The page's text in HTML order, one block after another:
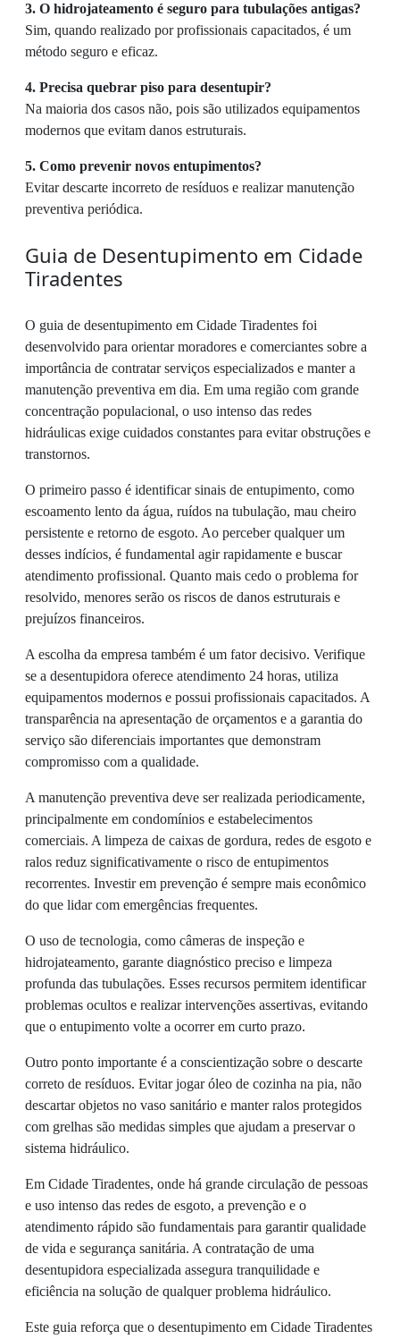
3. O hidrojateamento é seguro para tubulações antigas?
Sim, quando realizado por profissionais capacitados, é um
método seguro e eficaz.
4. Precisa quebrar piso para desentupir?
Na maioria dos casos não, pois são utilizados equipamentos
modernos que evitam danos estruturais.
5. Como prevenir novos entupimentos?
Evitar descarte incorreto de resíduos e realizar manutenção
preventiva periódica.
Guia de Desentupimento em Cidade
Tiradentes
O guia de desentupimento em Cidade Tiradentes foi
desenvolvido para orientar moradores e comerciantes sobre a
importância de contratar serviços especializados e manter a
manutenção preventiva em dia. Em uma região com grande
concentração populacional, o uso intenso das redes
hidráulicas exige cuidados constantes para evitar obstruções e
transtornos.
O primeiro passo é identificar sinais de entupimento, como
escoamento lento da água, ruídos na tubulação, mau cheiro
persistente e retorno de esgoto. Ao perceber qualquer um
desses indícios, é fundamental agir rapidamente e buscar
atendimento profissional. Quanto mais cedo o problema for
resolvido, menores serão os riscos de danos estruturais e
prejuízos financeiros.
A escolha da empresa também é um fator decisivo. Verifique
se a desentupidora oferece atendimento 24 horas, utiliza
equipamentos modernos e possui profissionais capacitados. A
transparência na apresentação de orçamentos e a garantia do
serviço são diferenciais importantes que demonstram
compromisso com a qualidade.
A manutenção preventiva deve ser realizada periodicamente,
principalmente em condomínios e estabelecimentos
comerciais. A limpeza de caixas de gordura, redes de esgoto e
ralos reduz significativamente o risco de entupimentos
recorrentes. Investir em prevenção é sempre mais econômico
do que lidar com emergências frequentes.
O uso de tecnologia, como câmeras de inspeção e
hidrojateamento, garante diagnóstico preciso e limpeza
profunda das tubulações. Esses recursos permitem identificar
problemas ocultos e realizar intervenções assertivas, evitando
que o entupimento volte a ocorrer em curto prazo.
Outro ponto importante é a conscientização sobre o descarte
correto de resíduos. Evitar jogar óleo de cozinha na pia, não
descartar objetos no vaso sanitário e manter ralos protegidos
com grelhas são medidas simples que ajudam a preservar o
sistema hidráulico.
Em Cidade Tiradentes, onde há grande circulação de pessoas
e uso intenso das redes de esgoto, a prevenção e o
atendimento rápido são fundamentais para garantir qualidade
de vida e segurança sanitária. A contratação de uma
desentupidora especializada assegura tranquilidade e
eficiência na solução de qualquer problema hidráulico.
Este guia reforça que o desentupimento em Cidade Tiradentes